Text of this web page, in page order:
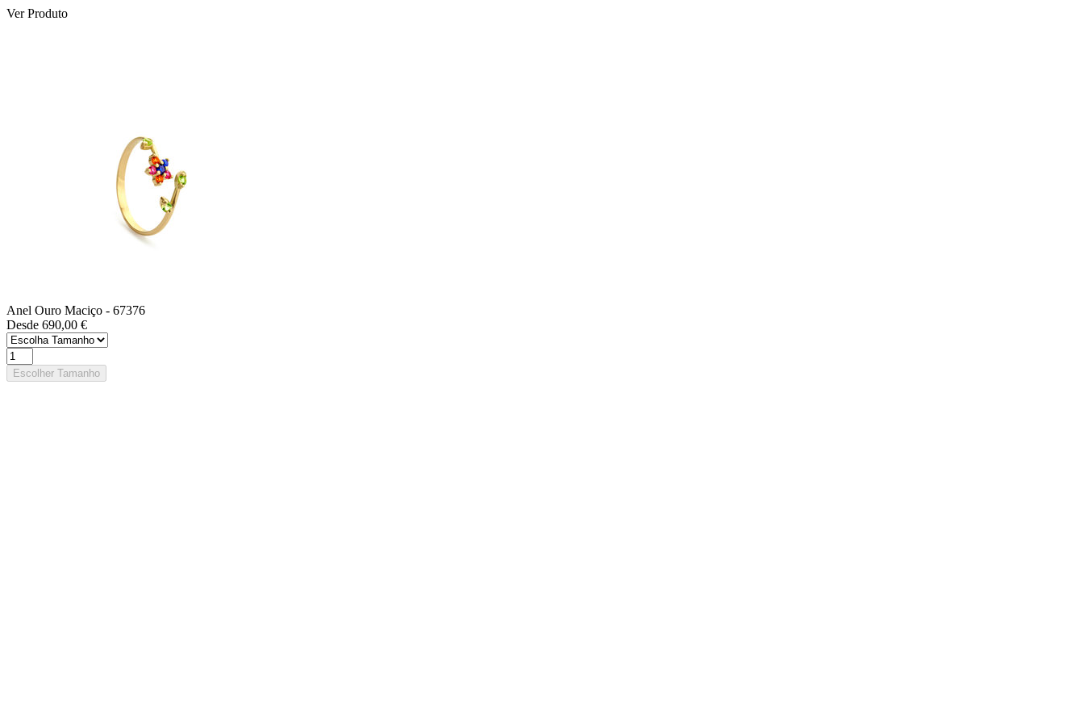
Ver Produto
Anel Ouro Maciço - 67376
Desde 690,00 €
Escolher Tamanho